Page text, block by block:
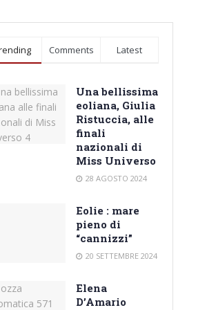
Comments Latest
Una bellissima
eoliana, Giulia
Ristuccia, alle
finali
nazionali di
Miss Universo
28 AGOSTO 2024
Eolie : mare
pieno di
“cannizzi”
20 SETTEMBRE 2024
Elena
D’Amario